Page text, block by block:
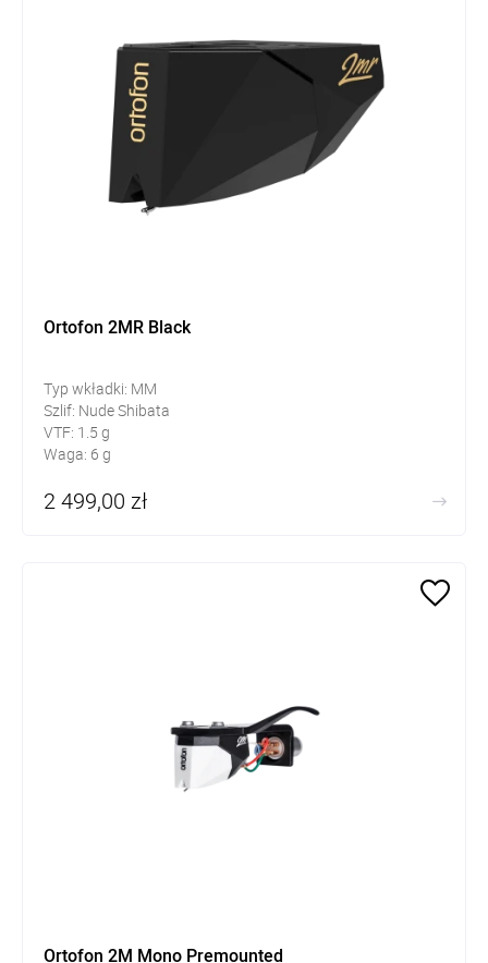
Ortofon 2MR Black
Typ wkładki: MM
Szlif: Nude Shibata
VTF: 1.5 g
Waga: 6 g
2 499,00 zł
Ortofon 2M Mono Premounted